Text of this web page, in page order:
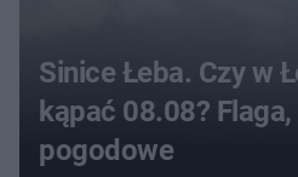
Sinice Łeba. Czy w
kąpać 08.08?
pogodowe